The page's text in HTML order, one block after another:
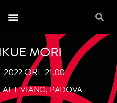
MORI
2022 ORE 21.00
AL LIVIANO, PADOVA